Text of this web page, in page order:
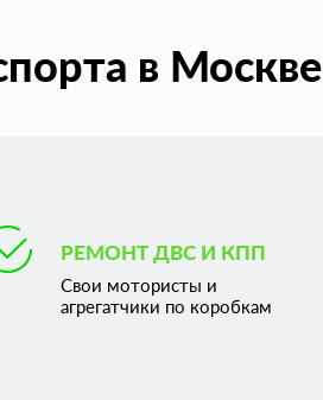
в Москве
РЕМОНТ ДВС И КПП
Свои мотористы и
агрегатчики по коробкам